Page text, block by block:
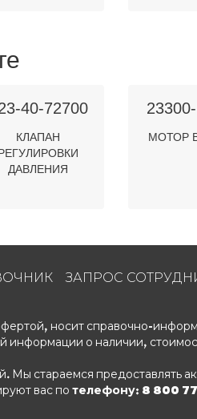
40-72700
КЛАПАН
ДАВЛЕНИЯ
МОТОР
ЗАПРОС
носит справочно-
информации о наличии,
Мы стараемся
вас по телефону: 8 800